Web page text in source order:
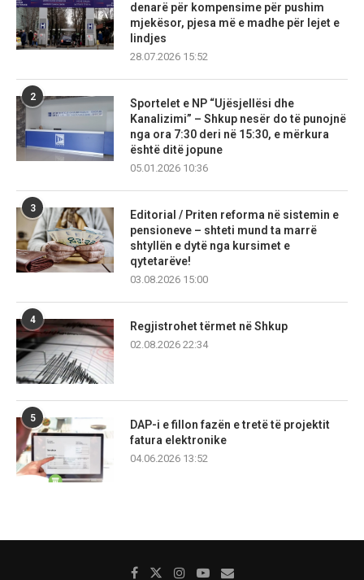
denarë për kompensime për pushim
mjekësor, pjesa më e madhe për lejet e
lindjes
28.07.2026 15:52
2
Sportelet e NP “Ujësjellësi dhe
Kanalizimi” – Shkup nesër do të punojnë
nga ora 7:30 deri në 15:30, e mërkura
është ditë jopune
05.01.2026 10:36
3
Editorial / Priten reforma në sistemin e
pensioneve – shteti mund ta marrë
shtyllën e dytë nga kursimet e
qytetarëve!
03.08.2026 15:00
4
Regjistrohet tërmet në Shkup
02.08.2026 22:34
5
DAP-i e fillon fazën e tretë të projektit
fatura elektronike
04.06.2026 13:52